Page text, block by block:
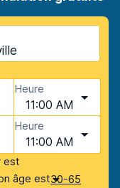
Heure
11:00 AM
Heure
11:00 AM
est
âge est30-65